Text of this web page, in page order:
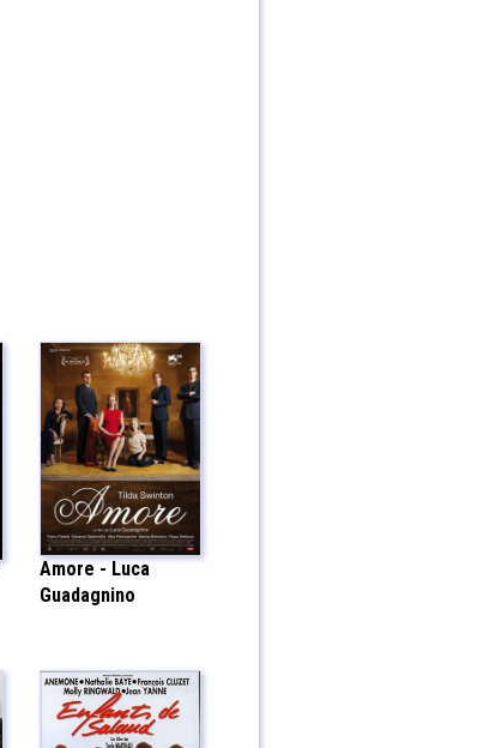
Amore - Luca
Guadagnino